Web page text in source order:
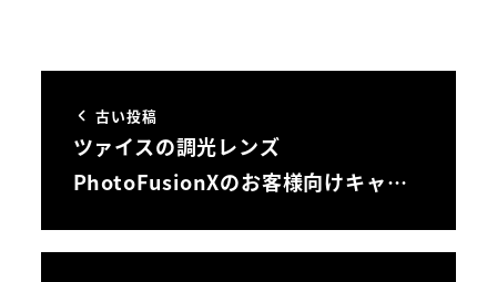
古い投稿
ツァイスの調光レンズ
PhotoFusionXのお客様向けキャ…